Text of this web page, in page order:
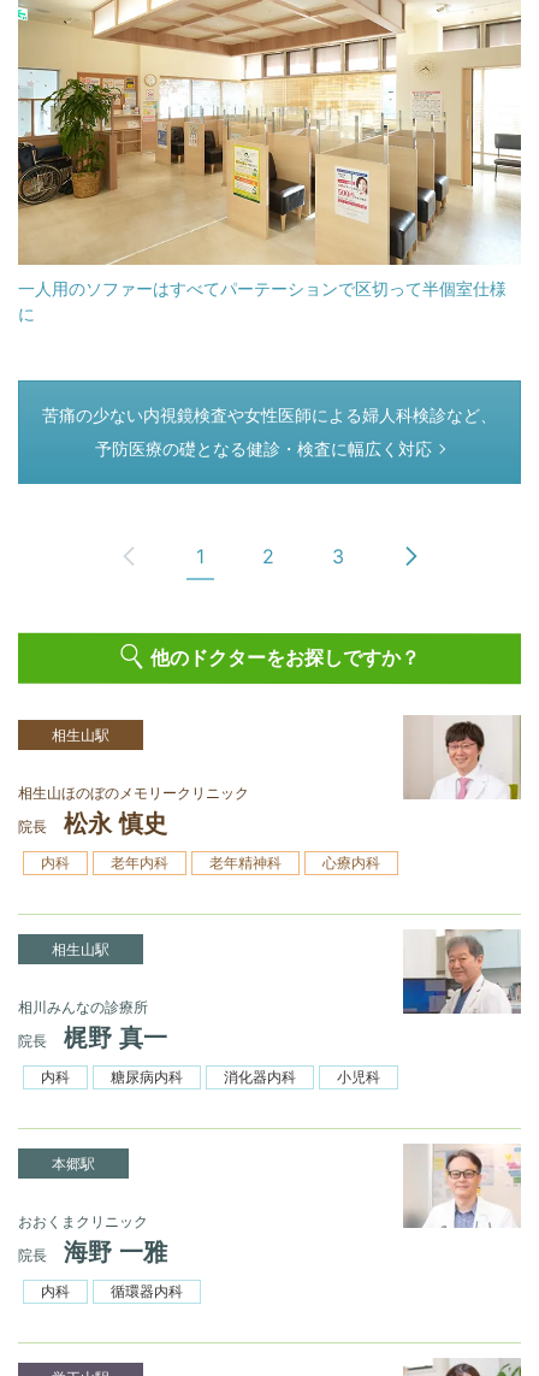
一人用のソファーはすべてパーテーションで区切って半個室仕様
に
つぎのページ
苦痛の少ない内視鏡検査や女性医師による婦人科検診など、
予防医療の礎となる健診・検査に幅広く対応
1 2 3
他のドクターをお探しですか？
相生山駅
相生山ほのぼのメモリークリニック
院長
松永 慎史
内科 老年内科 老年精神科 心療内科
相生山駅
相川みんなの診療所
院長
梶野 真一
内科 糖尿病内科 消化器内科 小児科
本郷駅
おおくまクリニック
院長
海野 一雅
内科 循環器内科